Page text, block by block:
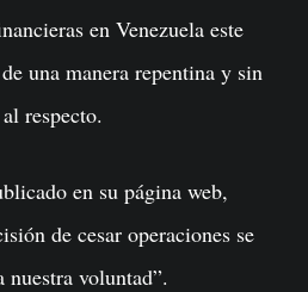
en Venezuela este
una manera repentina y sin
respecto.
en su página web,
de cesar operaciones se
nuestra voluntad”.